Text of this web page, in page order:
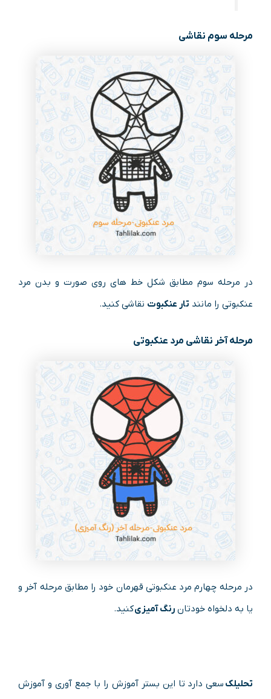
مرحله سوم نقاشی
در مرحله سوم مطابق شکل خط های روی صورت و بدن مرد
عنکبوتی را مانند تار عنکبوت نقاشی کنید.
مرحله آخر نقاشی مرد عنکبوتی
در مرحله چهارم مرد عنکبوتی قهرمان خود را مطابق مرحله آخر و
یا به دلخواه خودتان رنگ آمیزیکنید.
تحلیلک سعی دارد تا این بستر آموزش را با جمع آوری و آموزش